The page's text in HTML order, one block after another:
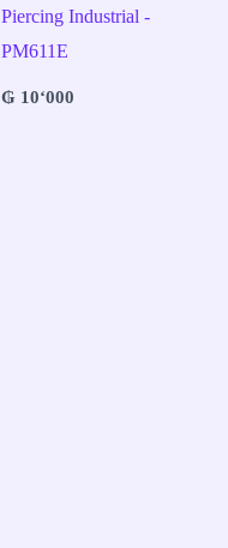
Piercing Industrial -
PM611E
₲10‘000